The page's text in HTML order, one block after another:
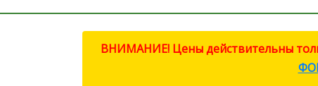
ВНИМАНИЕ! Цены действительны